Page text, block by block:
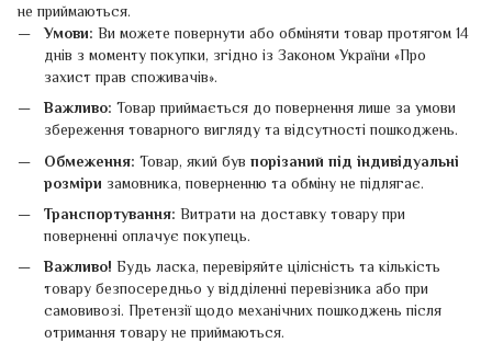
не приймаються.
Умови: Ви можете повернути або обміняти товар протягом 14
днів з моменту покупки, згідно із Законом України «Про
захист прав споживачів».
Важливо: Товар приймається до повернення лише за умови
збереження товарного вигляду та відсутності пошкоджень.
Обмеження: Товар, який був порізаний під індивідуальні
розміри замовника, поверненню та обміну не підлягає.
Транспортування: Витрати на доставку товару при
поверненні оплачує покупець.
Важливо! Будь ласка, перевіряйте цілісність та кількість
товару безпосередньо у відділенні перевізника або при
самовивозі. Претензії щодо механічних пошкоджень після
отримання товару не приймаються.